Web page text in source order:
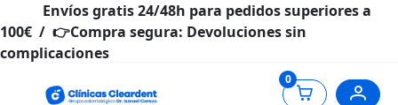
Envíos gratis 24/48h para pedidos superiores a
100€ / 👉Compra segura: Devoluciones sin
complicaciones
0